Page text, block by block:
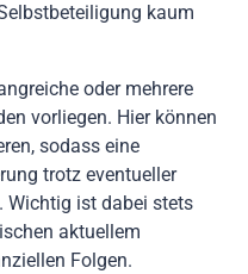
kaum
oder mehrere
vorliegen. Hier können
sodass eine
trotz eventueller
Wichtig ist dabei stets
aktuellem
Folgen.